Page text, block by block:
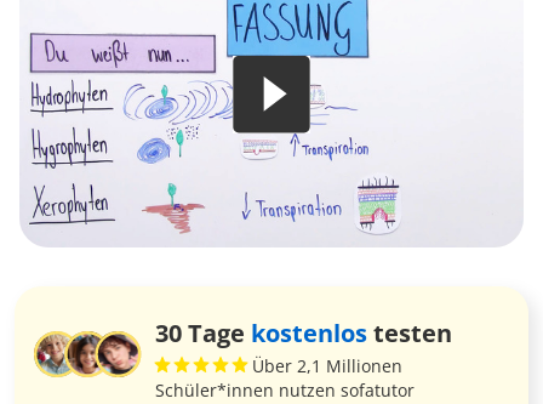
30 Tage kostenlostesten
Über 2,1 Millionen
Schüler*innen nutzen sofatutor